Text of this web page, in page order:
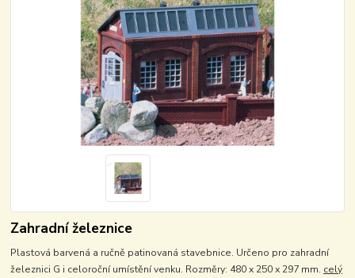
Zahradní železnice
Plastová barvená a ručně patinovaná stavebnice. Určeno pro zahradní
železnici G i celoroční umístění venku. Rozměry: 480 x 250 x 297 mm. celý